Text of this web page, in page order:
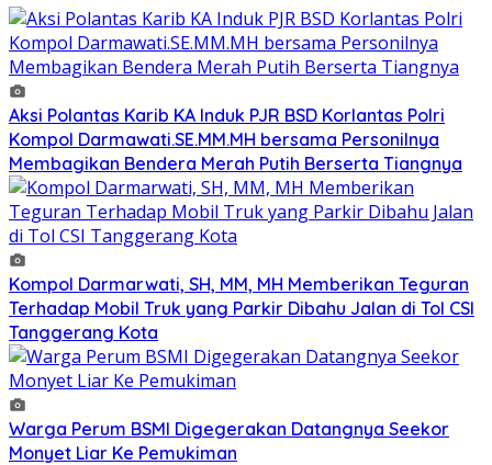
Aksi Polantas Karib KA Induk PJR BSD Korlantas Polri
Kompol Darmawati.SE.MM.MH bersama Personilnya
Membagikan Bendera Merah Putih Berserta Tiangnya
Kompol Darmarwati, SH, MM, MH Memberikan Teguran
Terhadap Mobil Truk yang Parkir Dibahu Jalan di Tol CSI
Tanggerang Kota
Warga Perum BSMI Digegerakan Datangnya Seekor
Monyet Liar Ke Pemukiman